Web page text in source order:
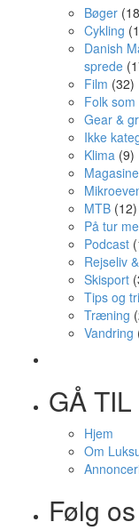
Bøger
Cykling
Danish
sprede
Film (32)
Folk
Gear &
Ikke
Klima (9)
MTB (12)
På tur
Podcast
Rejseliv
Skisport
Tips og
Træning
Vandring
GÅ TIL
Hjem
Om
Følg os